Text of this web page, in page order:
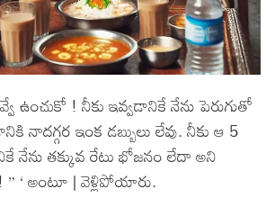
ఉంచుకో ! నీకు ఇవ్వడానికే నేను పెరుగుతో
నాదగ్గర ఇంక డబ్బులు లేవు. నీకు ఆ 5
నేను తక్కువ రేటు భోజనం లేదా అని
‘ అంటూ | వెళ్లిపోయారు.